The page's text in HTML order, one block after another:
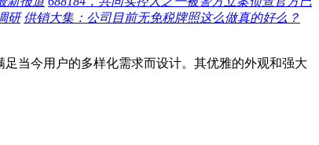
研 供销大集：公司目前无免税牌照这么做真的好么？
当今用户的多样化需求而设计。其优雅的外观和强大